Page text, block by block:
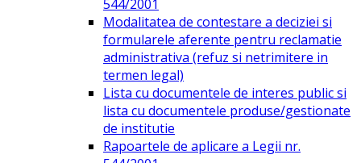
544/2001
Modalitatea de contestare a deciziei si
formularele aferente pentru reclamatie
administrativa (refuz si netrimitere in
termen legal)
Lista cu documentele de interes public si
lista cu documentele produse/gestionate
de institutie
Rapoartele de aplicare a Legii nr.